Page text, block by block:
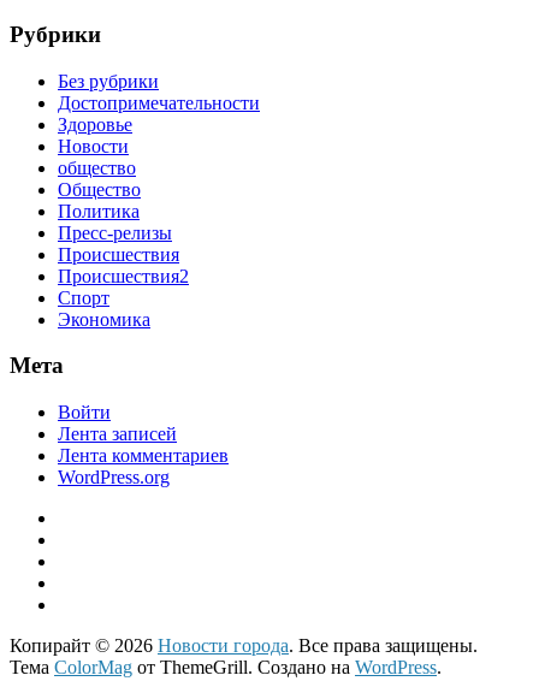
Рубрики
Без рубрики
Достопримечательности
Здоровье
Новости
общество
Общество
Политика
Пресс-релизы
Происшествия
Происшествия2
Спорт
Экономика
Мета
Войти
Лента записей
Лента комментариев
WordPress.org
Копирайт © 2026 Новости города. Все права защищены.
Тема ColorMag от ThemeGrill. Создано на WordPress.